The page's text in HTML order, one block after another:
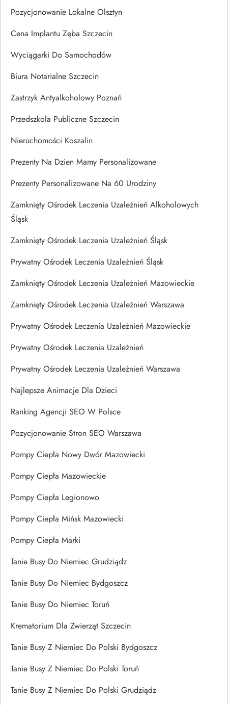
Pozycjonowanie Lokalne Olsztyn
Cena Implantu Zęba Szczecin
Wyciągarki Do Samochodów
Biura Notarialne Szczecin
Zastrzyk Antyalkoholowy Poznań
Przedszkola Publiczne Szczecin
Nieruchomości Koszalin
Prezenty Na Dzien Mamy Personalizowane
Prezenty Personalizowane Na 60 Urodziny
Zamknięty Ośrodek Leczenia Uzależnień Alkoholowych
Śląsk
Zamknięty Ośrodek Leczenia Uzależnień Śląsk
Prywatny Ośrodek Leczenia Uzależnień Śląsk
Zamknięty Ośrodek Leczenia Uzależnień Mazowieckie
Zamknięty Ośrodek Leczenia Uzależnień Warszawa
Prywatny Ośrodek Leczenia Uzależnień Mazowieckie
Prywatny Ośrodek Leczenia Uzależnień
Prywatny Ośrodek Leczenia Uzależnień Warszawa
Najlepsze Animacje Dla Dzieci
Ranking Agencji SEO W Polsce
Pozycjonowanie Stron SEO Warszawa
Pompy Ciepła Nowy Dwór Mazowiecki
Pompy Ciepła Mazowieckie
Pompy Ciepła Legionowo
Pompy Ciepła Mińsk Mazowiecki
Pompy Ciepła Marki
Tanie Busy Do Niemiec Grudziądz
Tanie Busy Do Niemiec Bydgoszcz
Tanie Busy Do Niemiec Toruń
Krematorium Dla Zwierząt Szczecin
Tanie Busy Z Niemiec Do Polski Bydgoszcz
Tanie Busy Z Niemiec Do Polski Toruń
Tanie Busy Z Niemiec Do Polski Grudziądz